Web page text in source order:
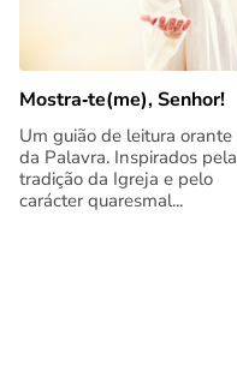
Mostra‑te(me), Senhor!
Um guião de leitura orante
da Palavra. Inspirados pela
tradição da Igreja e pelo
carácter quaresmal...